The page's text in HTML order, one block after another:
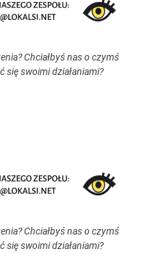
Chciałbyś nas o czymś
się swoimi działaniami?
Chciałbyś nas o czymś
się swoimi działaniami?